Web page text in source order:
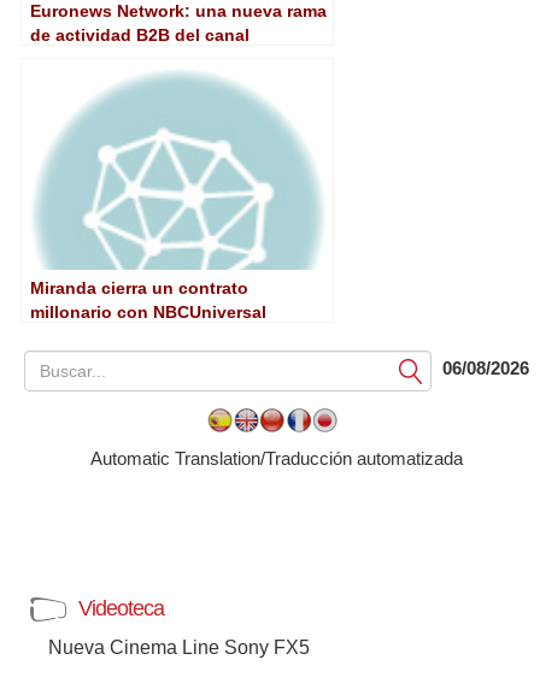
Euronews Network: una nueva rama
de actividad B2B del canal
Miranda cierra un contrato
millonario con NBCUniversal
Submit06/08/2026
Automatic Translation/Traducción automatizada
Videoteca
Nueva Cinema Line Sony FX5